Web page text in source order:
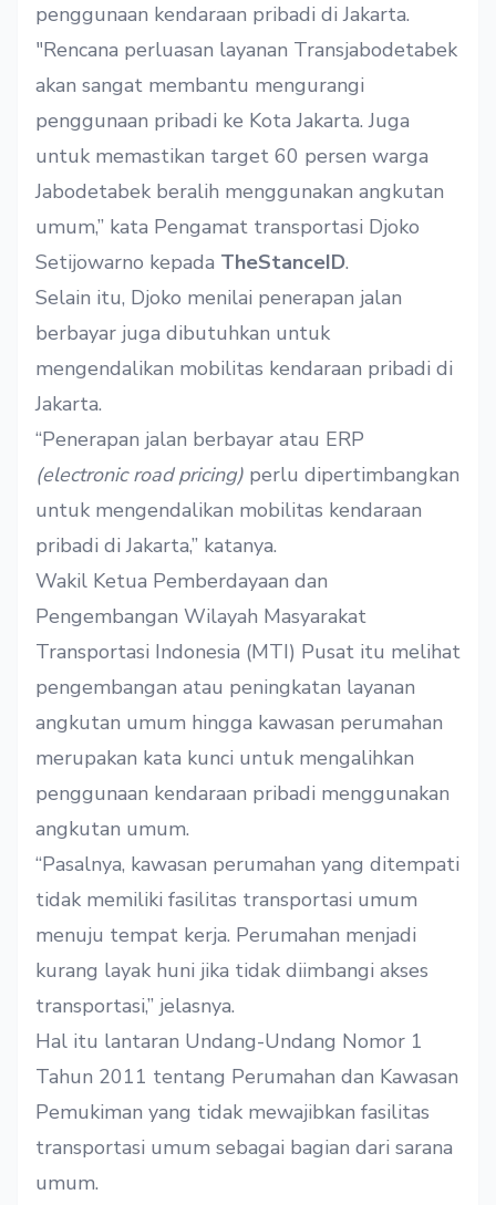
penggunaan kendaraan pribadi di Jakarta.
"Rencana perluasan layanan Transjabodetabek
akan sangat membantu mengurangi
penggunaan pribadi ke Kota Jakarta. Juga
untuk memastikan target 60 persen warga
Jabodetabek beralih menggunakan angkutan
umum,” kata Pengamat transportasi Djoko
Setijowarno kepada TheStanceID.
Selain itu, Djoko menilai penerapan jalan
berbayar juga dibutuhkan untuk
mengendalikan mobilitas kendaraan pribadi di
Jakarta.
“Penerapan jalan berbayar atau ERP
(electronic road pricing) perlu dipertimbangkan
untuk mengendalikan mobilitas kendaraan
pribadi di Jakarta,” katanya.
Wakil Ketua Pemberdayaan dan
Pengembangan Wilayah Masyarakat
Transportasi Indonesia (MTI) Pusat itu melihat
pengembangan atau peningkatan layanan
angkutan umum hingga kawasan perumahan
merupakan kata kunci untuk mengalihkan
penggunaan kendaraan pribadi menggunakan
angkutan umum.
“Pasalnya, kawasan perumahan yang ditempati
tidak memiliki fasilitas transportasi umum
menuju tempat kerja. Perumahan menjadi
kurang layak huni jika tidak diimbangi akses
transportasi,” jelasnya.
Hal itu lantaran Undang-Undang Nomor 1
Tahun 2011 tentang Perumahan dan Kawasan
Pemukiman yang tidak mewajibkan fasilitas
transportasi umum sebagai bagian dari sarana
umum.